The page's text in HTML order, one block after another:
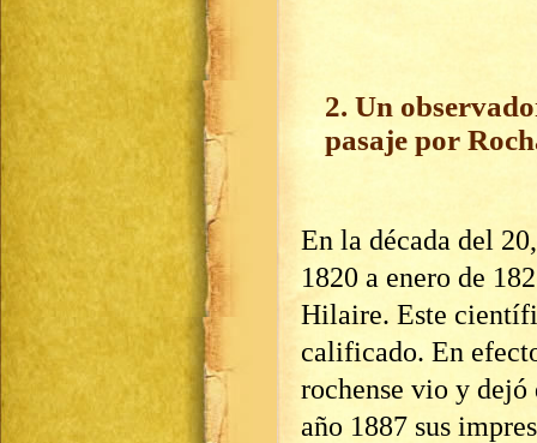
2. Un
pasaje por
En la década del
1820 a enero de
Hilaire. Este
calificado. En
rochense vio y dejó
año 1887 sus